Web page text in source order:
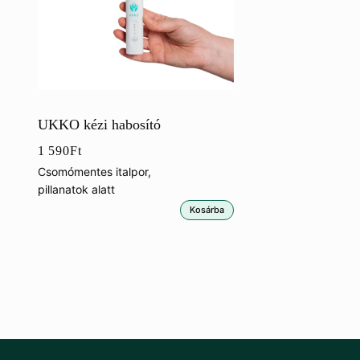
UKKO kézi habosító
1 590Ft
Csomómentes italpor,
pillanatok alatt
Kosárba